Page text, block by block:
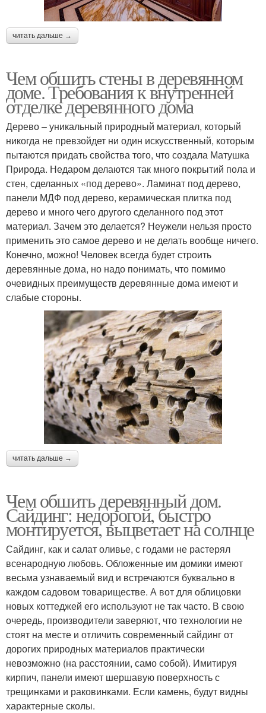
читать дальше →
Чем обшить стены в деревянном
доме. Требования к внутренней
отделке деревянного дома
Дерево – уникальный природный материал, который
никогда не превзойдет ни один искусственный, которым
пытаются придать свойства того, что создала Матушка
Природа. Недаром делаются так много покрытий пола и
стен, сделанных «под дерево». Ламинат под дерево,
панели МДФ под дерево, керамическая плитка под
дерево и много чего другого сделанного под этот
материал. Зачем это делается? Неужели нельзя просто
применить это самое дерево и не делать вообще ничего.
Конечно, можно! Человек всегда будет строить
деревянные дома, но надо понимать, что помимо
очевидных преимуществ деревянные дома имеют и
слабые стороны.
читать дальше →
Чем обшить деревянный дом.
Сайдинг: недорогой, быстро
монтируется, выцветает на солнце
Сайдинг, как и салат оливье, с годами не растерял
всенародную любовь. Обложенные им домики имеют
весьма узнаваемый вид и встречаются буквально в
каждом садовом товариществе. А вот для облицовки
новых коттеджей его используют не так часто. В свою
очередь, производители заверяют, что технологии не
стоят на месте и отличить современный сайдинг от
дорогих природных материалов практически
невозможно (на расстоянии, само собой). Имитируя
кирпич, панели имеют шершавую поверхность с
трещинками и раковинками. Если камень, будут видны
характерные сколы.